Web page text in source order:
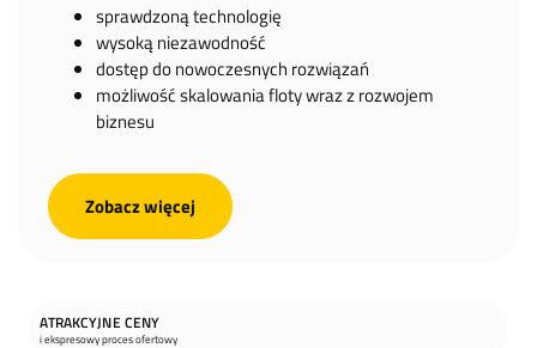
sprawdzoną technologię
wysoką niezawodność
dostęp do nowoczesnych rozwiązań
możliwość skalowania floty wraz z rozwojem
biznesu
Zobacz więcej
ATRAKCYJNE CENY
i ekspresowy proces ofertowy